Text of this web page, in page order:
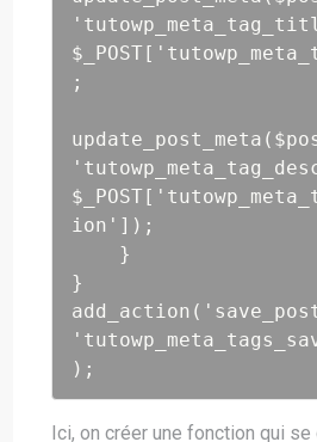
;
ion']);
}
);
Ici, on créer une fonction qui